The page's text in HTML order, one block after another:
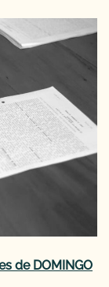
de DOMINGO